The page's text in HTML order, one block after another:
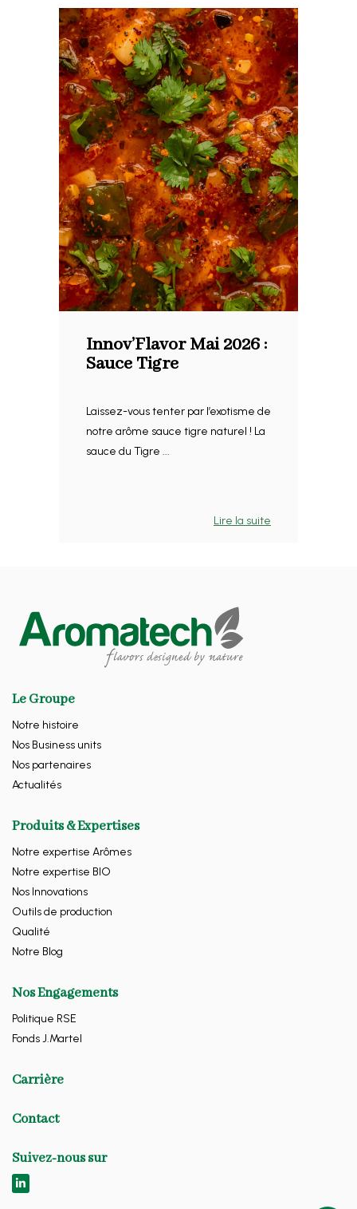
Innov’Flavor Mai 2026 :
Sauce Tigre
Laissez-vous tenter par l’exotisme de
notre arôme sauce tigre naturel ! La
sauce du Tigre ...
Lire la suite
Le Groupe
Notre histoire
Nos Business units
Nos partenaires
Actualités
Produits & Expertises
Notre expertise Arômes
Notre expertise BIO
Nos Innovations
Outils de production
Qualité
Notre Blog
Nos Engagements
Politique RSE
Fonds J.Martel
Carrière
Contact
Suivez-nous sur